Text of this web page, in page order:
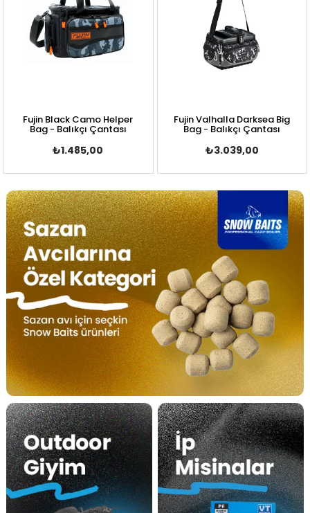
Fujin Black Camo Helper
Bag - Balıkçı Çantası
₺1.485,00
Fujin Valhalla Darksea Big
Bag - Balıkçı Çantası
₺3.039,00